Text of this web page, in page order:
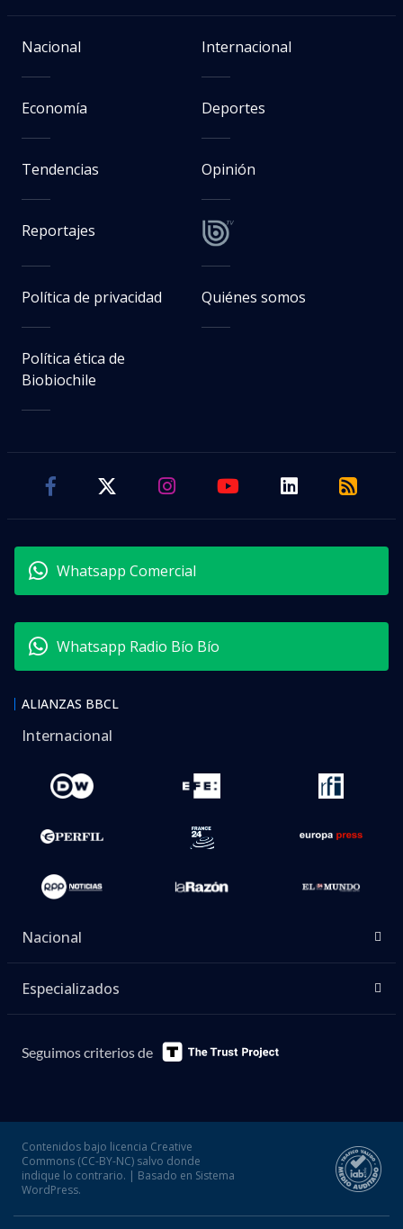
Nacional Internacional
Economía Deportes
Tendencias Opinión
Reportajes
Política de privacidad Quiénes somos
Política ética de
Biobiochile
Whatsapp Comercial
Whatsapp Radio Bío Bío
ALIANZAS BBCL
Internacional
Nacional
Especializados
Seguimos criterios de
Contenidos bajo licencia Creative
Commons (CC-BY-NC) salvo donde
indique lo contrario. | Basado en Sistema
WordPress.